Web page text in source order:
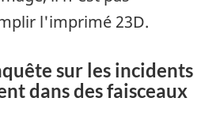
l'imprimé 23D.
sur les incidents
dans des faisceaux